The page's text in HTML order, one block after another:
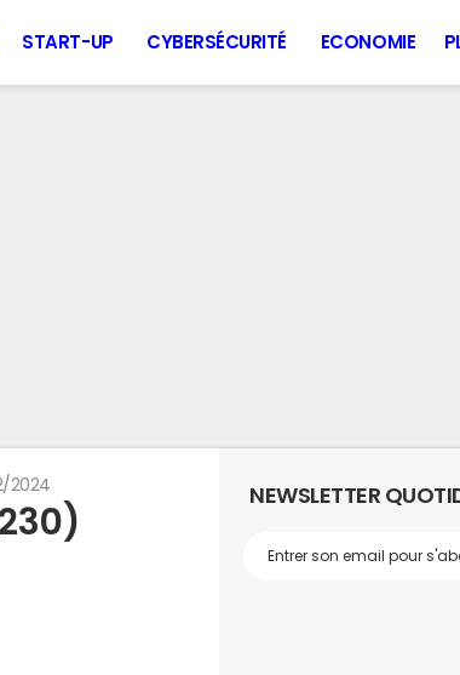
START-UP CYBERSÉCURITÉ ECONOMIE
2024 NEWSLETTER